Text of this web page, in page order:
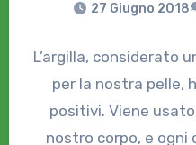
27 Giugno 2018
L’argilla, considerato
per la nostra pelle,
positivi. Viene
nostro corpo, e ogni